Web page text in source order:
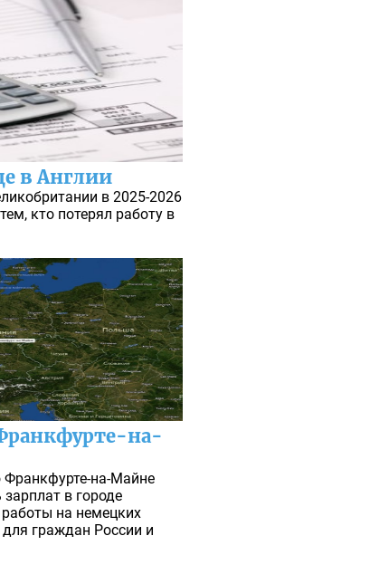
в Англии
в 2025-2026
кто потерял работу в
на-
Франкфурте-на-Майне
в городе
на немецких
граждан России и